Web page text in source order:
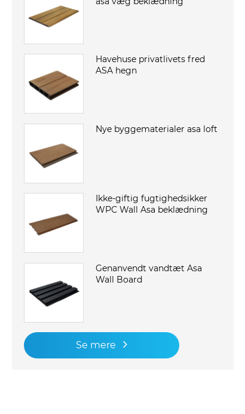
Havehuse privatlivets fred
ASA hegn
Nye byggematerialer asa loft
Ikke-giftig fugtighedsikker
WPC Wall Asa beklædning
Genanvendt vandtæt Asa
Wall Board
Se mere